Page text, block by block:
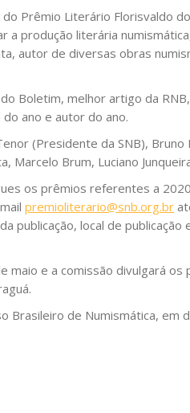
Prêmio Literário Florisvaldo
produção literária
autor de diversas obras
Boletim, melhor artigo da
do ano e autor do ano.
(Presidente da SNB), Bruno
Marcelo Brum, Luciano
os prêmios referentes a
premioliterario@snb.org.br
publicação, local de publicação
maio e a comissão divulgará os
de Numismática, em